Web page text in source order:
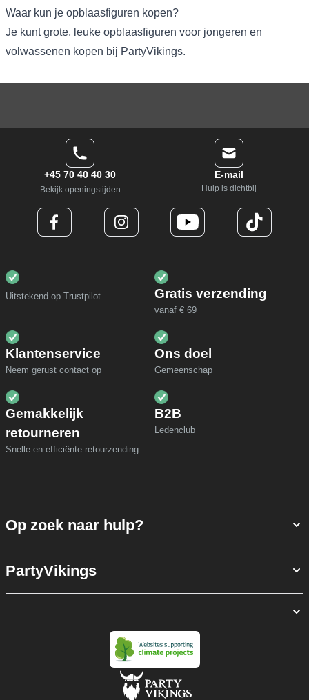
Waar kun je opblaasfiguren kopen?
Je kunt grote, leuke opblaasfiguren voor jongeren en
volwassenen kopen bij PartyVikings.
+45 70 40 40 30
Bekijk openingstijden
E-mail
Hulp is dichtbij
Uitstekend op Trustpilot Gratis verzending
vanaf € 69
Klantenservice
Neem gerust contact op
Ons doel
Gemeenschap
Gemakkelijk
retourneren
Snelle en efficiënte retourzending
B2B
Ledenclub
Op zoek naar hulp?
PartyVikings